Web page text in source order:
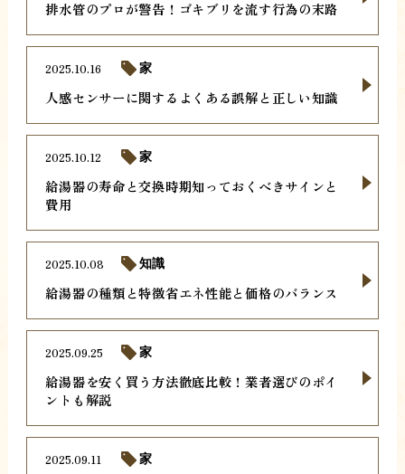
排水管のプロが警告！ゴキブリを流す行為の末路
人感センサーに関するよくある誤解と正しい知識
2025.10.16 家
給湯器の寿命と交換時期知っておくべきサインと
費用
2025.10.12 家
給湯器の種類と特徴省エネ性能と価格のバランス
2025.10.08 知識
給湯器を安く買う方法徹底比較！業者選びのポイ
ントも解説
2025.09.25 家
2025.09.11 家